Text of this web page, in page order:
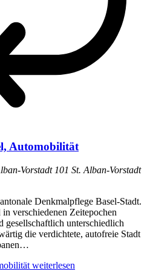
Automobilität
Vorstadt 101 St. Alban-Vorstadt
Denkmalpflege Basel-Stadt.
verschiedenen Zeitepochen
gesellschaftlich unterschiedlich
die verdichtete, autofreie Stadt
weiterlesen